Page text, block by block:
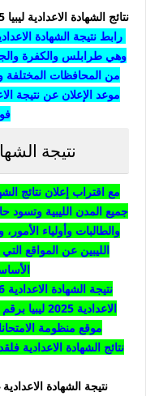
نتائج الشهادة الاعدادية ليبيا 2025 موعد اعلان
وهي طرابلس والكفرة
من المحافظات المختلفة
نتيجة
مع اقتراب إعلان نتائج
جميع المدن الليبيةوتسود
والطالبات وأولياء
الليبين عن المواقع
الأساسي 2025 فور
نتيجة الشهادة الاعدادية 2026
الاعدادية
موقع منظومة
نتائج الشهادة الاعدادية